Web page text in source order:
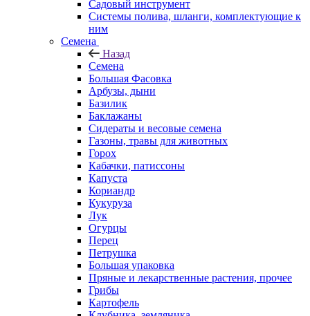
Садовый инструмент
Системы полива, шланги, комплектующие к
ним
Семена
Назад
Семена
Большая Фасовка
Арбузы, дыни
Базилик
Баклажаны
Сидераты и весовые семена
Газоны, травы для животных
Горох
Кабачки, патиссоны
Капуста
Кориандр
Кукуруза
Лук
Огурцы
Перец
Петрушка
Большая упаковка
Пряные и лекарственные растения, прочее
Грибы
Картофель